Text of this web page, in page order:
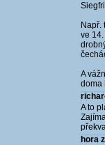
Např.
ve
A
doma
A to
hora